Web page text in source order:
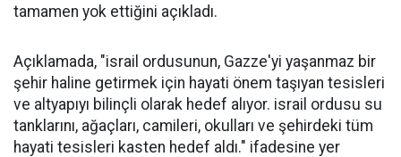
tamamen yok ettiğini açıkladı.
Açıklamada, "israil ordusunun, Gazze'yi yaşanmaz bir
şehir haline getirmek için hayati önem taşıyan tesisleri
ve altyapıyı bilinçli olarak hedef alıyor. israil ordusu su
tanklarını, ağaçları, camileri, okulları ve şehirdeki tüm
hayati tesisleri kasten hedef aldı." ifadesine yer